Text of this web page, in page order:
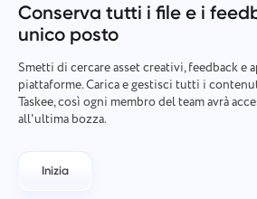
Conserva tutti i file e i
unico posto
Smetti di cercare asset creativi, feedback e
piattaforme. Carica e gestisci tutti i
Taskee, così ogni membro del team avrà
all'ultima bozza.
Inizia